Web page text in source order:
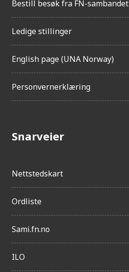
Bestill besøk fra FN-sambandet
Ledige stillinger
English page (UNA Norway)
Personvernerklæring
Snarveier
Nettstedskart
Ordliste
Sami.fn.no
ILO